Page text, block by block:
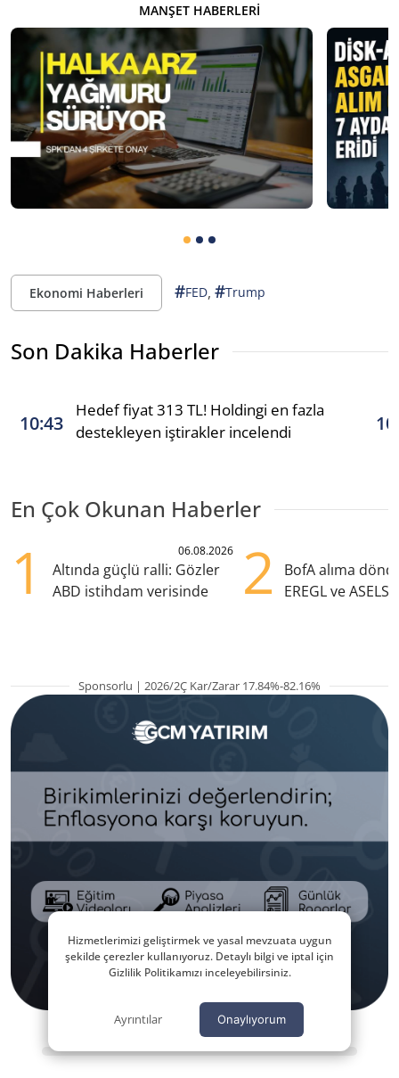
MANŞET HABERLERI
Ekonomi Haberleri #FED, #Trump
Son Dakika Haberler
10:43
Hedef fiyat 313 TL! Holdingi en fazla
destekleyen iştirakler incelendi
En Çok Okunan Haberler
1 06.08.2026
Altında güçlü ralli: Gözler
ABD istihdam verisinde
2
BofA alıma
EREGL ve ASELS
Sponsorlu | 2026/2Ç Kar/Zarar 17.84%-82.16%
Hizmetlerimizi geliştirmek ve yasal mevzuata uygun
şekilde çerezler kullanıyoruz. Detaylı bilgi ve iptal için
Gizlilik Politikamızı inceleyebilirsiniz.
Ayrıntılar Onaylıyorum